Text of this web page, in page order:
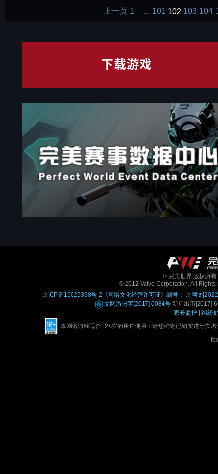
上一页 1 101 102 103 104
© 完美世界 版权所
© 2012 Valve Corporation. All Rights
京ICP备15025398号-2 《网络文化经营许可证》编号： 京网文
文网游进字[2017] 0084号新广出审[2017]
家长监护| 纠纷
本网络游戏适合12+岁的用户使用：请您确定已如实进行实